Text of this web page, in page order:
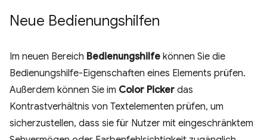
Neue Bedienungshilfen
Im neuen Bereich Bedienungshilfe können Sie die
Bedienungshilfe-Eigenschaften eines Elements prüfen.
Außerdem können Sie im Color Picker das
Kontrastverhältnis von Textelementen prüfen, um
sicherzustellen, dass sie für Nutzer mit eingeschränktem